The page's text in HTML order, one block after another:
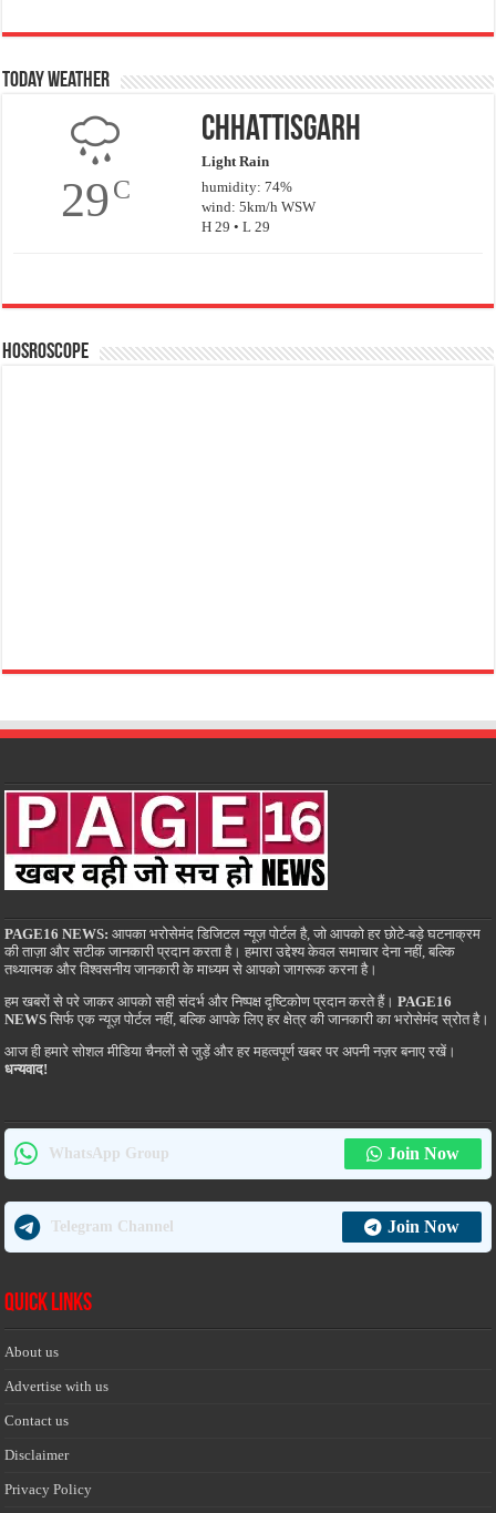
Today Weather
29C
Chhattisgarh
Light Rain
humidity: 74%
wind: 5km/h WSW
H 29 • L 29
Hosroscope
PAGE16 NEWS: आपका भरोसेमंद डिजिटल न्यूज़ पोर्टल है, जो आपको हर छोटे-बड़े घटनाक्रम
की ताज़ा और सटीक जानकारी प्रदान करता है। हमारा उद्देश्य केवल समाचार देना नहीं, बल्कि
तथ्यात्मक और विश्वसनीय जानकारी के माध्यम से आपको जागरूक करना है।
हम खबरों से परे जाकर आपको सही संदर्भ और निष्पक्ष दृष्टिकोण प्रदान करते हैं।PAGE16
NEWS सिर्फ एक न्यूज़ पोर्टल नहीं, बल्कि आपके लिए हर क्षेत्र की जानकारी का भरोसेमंद स्रोत है।
आज ही हमारे सोशल मीडिया चैनलों से जुड़ें और हर महत्वपूर्ण खबर पर अपनी नज़र बनाए रखें।
धन्यवाद!
WhatsApp Group Join Now
Telegram Channel Join Now
Quick Links
About us
Advertise with us
Contact us
Disclaimer
Privacy Policy